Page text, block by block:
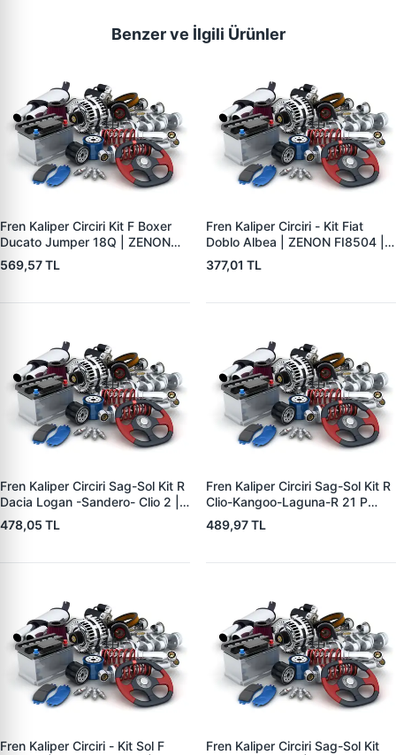
Benzer ve İlgili Ürünler
Fren Kaliper Circiri Kit F Boxer
Ducato Jumper 18Q | ZENON
FI8507 | OEM 9945893
9945894
569,57 TL
Fren Kaliper Circiri - Kit Fiat
Doblo Albea | ZENON FI8504 |
OEM 7082147
377,01 TL
Fren Kaliper Circiri Sag-Sol Kit R
Dacia Logan -Sandero- Clio 2 |
ZENON RN8502 | OEM
7701208112
478,05 TL
Fren Kaliper Circiri Sag-Sol Kit R
Clio-Kangoo-Laguna-R 21 P
Partner & P 206 | ZENON
RN8500 | OEM 7701205759
489,97 TL
Fren Kaliper Circiri - Kit Sol F
Fren Kaliper Circiri Sag-Sol Kit